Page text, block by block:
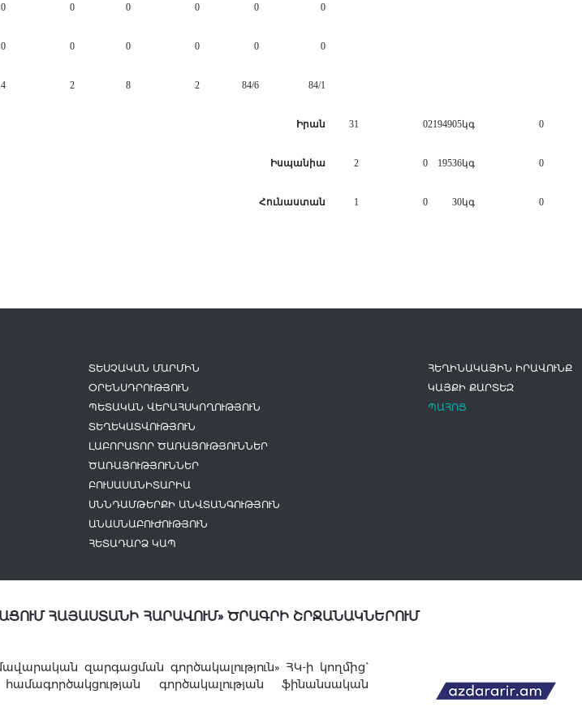
0 0 0 0 0 0
0 0 0 0 0 0
2 8 2 84/6 84/1
Իրան 31 02194905կգ 0
Իսպանիա 2 0 19536կգ 0
Հունաստան 1 0 30կգ 0
ՏԵՍՉԱԿԱՆ ՄԱՐՄԻՆ
ՕՐԵՆՍԴՐՈՒԹՅՈՒՆ
ՊԵՏԱԿԱՆ ՎԵՐԱՀՍԿՈՂՈՒԹՅՈՒՆ
ՏԵՂԵԿԱՏՎՈՒԹՅՈՒՆ
ԼԱԲՈՐԱՏՈՐ ԾԱՌԱՅՈՒԹՅՈՒՆՆԵՐ
ԾԱՌԱՅՈՒԹՅՈՒՆՆԵՐ
ԲՈՒՍԱՍԱՆԻՏԱՐԻԱ
ՍՆՆԴԱՄԹԵՐՔԻ ԱՆՎՏԱՆԳՈՒԹՅՈՒՆ
ԱՆԱՍՆԱԲՈՒԺՈՒԹՅՈՒՆ
ՀԵՏԱԴԱՐՁ ԿԱՊ
ՀԵՂԻՆԱԿԱՅԻՆ ԻՐԱՎՈՒՆՔ
ԿԱՅՔԻ ՔԱՐՏԵԶ
ՊԱՀՈՑ
ՀԱՅԱՍՏԱՆԻ ՀԱՐԱՎՈՒՄ» ԾՐԱԳՐԻ ՇՐՋԱՆԱԿՆԵՐՈՒՄ
զարգացման գործակալություն» ՀԿ-ի կողմից`
գործակալության ֆինանսական